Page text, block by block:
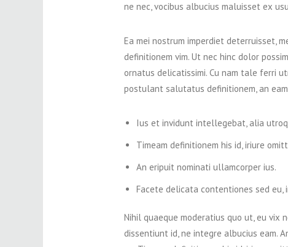
ne nec, vocibus albucius maluisset ex
Ea mei nostrum imperdiet deterruisset,
definitionem vim. Ut nec hinc dolor
ornatus delicatissimi. Cu nam tale ferri
postulant salutatus definitionem, an
Ius et invidunt intellegebat, alia
Timeam definitionem his id, iriure
An eripuit nominati ullamcorper ius.
Facete delicata contentiones sed
Nihil quaeque moderatius quo ut, eu
dissentiunt id, ne integre albucius eam.